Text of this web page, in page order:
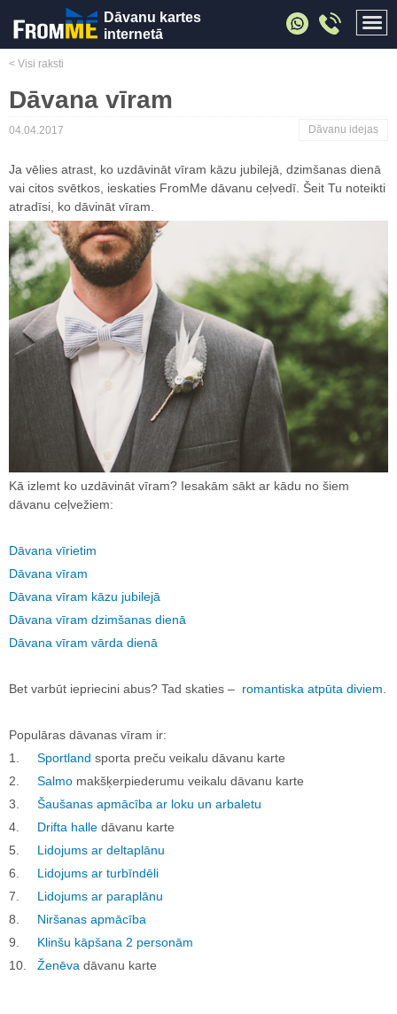
Dāvanu kartes
internetā
< Visi raksti
Dāvana vīram
04.04.2017 Dāvanu idejas
Ja vēlies atrast, ko uzdāvināt vīram kāzu jubilejā, dzimšanas dienā
vai citos svētkos, ieskaties FromMe dāvanu ceļvedī. Šeit Tu noteikti
atradīsi, ko dāvināt vīram.
Kā izlemt ko uzdāvināt vīram? Iesakām sākt ar kādu no šiem
dāvanu ceļvežiem:
Dāvana vīrietim
Dāvana vīram
Dāvana vīram kāzu jubilejā
Dāvana vīram dzimšanas dienā
Dāvana vīram vārda dienā
Bet varbūt iepriecini abus? Tad skaties – romantiska atpūta diviem
Populāras dāvanas vīram ir:
1. Sportland sporta preču veikalu dāvanu karte
2. Salmo makšķerpiederumu veikalu dāvanu karte
3. Šaušanas apmācība ar loku un arbaletu
4. Drifta halle dāvanu karte
5. Lidojums ar deltaplānu
6. Lidojums ar turbīndēli
7. Lidojums ar paraplānu
8. Niršanas apmācība
9. Klinšu kāpšana 2 personām
10. Ženēva dāvanu karte